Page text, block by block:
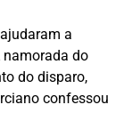
a
do
do disparo,
confessou